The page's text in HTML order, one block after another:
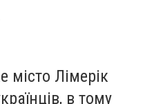
місто Лімерік
в тому